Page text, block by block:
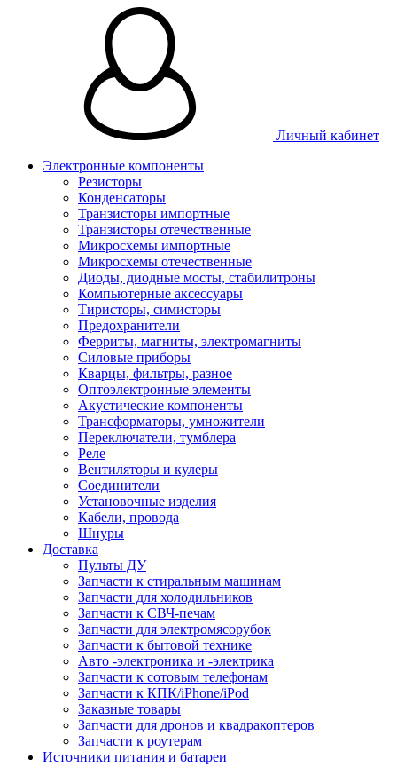
Личный кабинет
Электронные компоненты
Резисторы
Конденсаторы
Транзисторы импортные
Транзисторы отечественные
Микросхемы импортные
Микросхемы отечественные
Диоды, диодные мосты, стабилитроны
Компьютерные аксессуары
Тиристоры, симисторы
Предохранители
Ферриты, магниты, электромагниты
Силовые приборы
Кварцы, фильтры, разное
Оптоэлектронные элементы
Акустические компоненты
Трансформаторы, умножители
Переключатели, тумблера
Реле
Вентиляторы и кулеры
Соединители
Установочные изделия
Кабели, провода
Шнуры
Доставка
Пульты ДУ
Запчасти к стиральным машинам
Запчасти для холодильников
Запчасти к СВЧ-печам
Запчасти для электромясорубок
Запчасти к бытовой технике
Авто -электроника и -электрика
Запчасти к сотовым телефонам
Запчасти к КПК/iPhone/iPod
Заказные товары
Запчасти для дронов и квадракоптеров
Запчасти к роутерам
Источники питания и батареи